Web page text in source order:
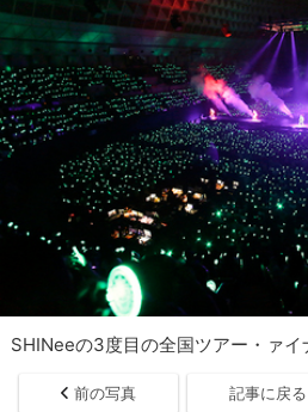
SHINeeの3度目の全国ツアー・ァイ
前の写真 記事に戻る